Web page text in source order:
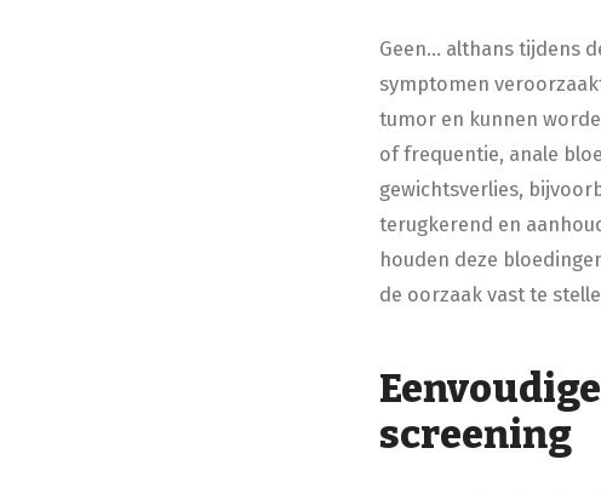
Geen... althans tijdens
symptomen
tumor en kunnen
of frequentie, anale
gewichtsverlies,
terugkerend en
houden deze
de oorzaak vast te
screening